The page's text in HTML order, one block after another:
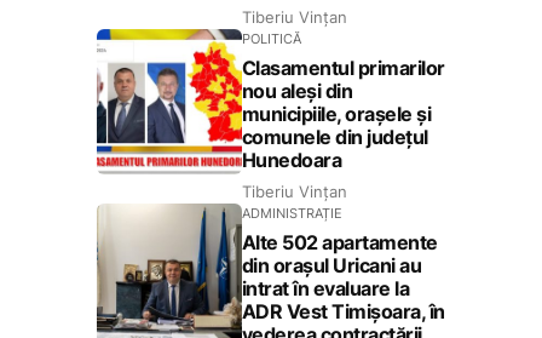
Tiberiu Vințan
POLITICĂ
Clasamentul primarilor
nou aleși din
municipiile, orașele și
comunele din județul
Hunedoara
Tiberiu Vințan
ADMINISTRAȚIE
Alte 502 apartamente
din orașul Uricani au
intrat în evaluare la
ADR Vest Timișoara, în